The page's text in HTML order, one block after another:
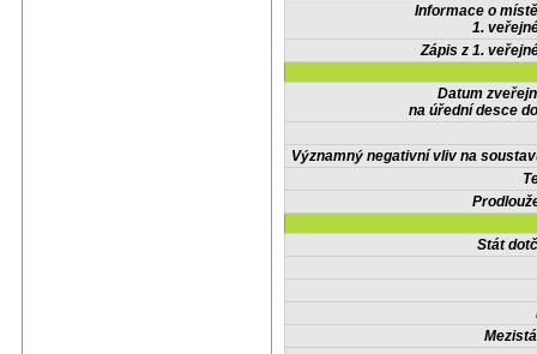
Informace o
1.
Zápis z 1.
Datum
na úřední desce
Významný negativní vliv na
Stát